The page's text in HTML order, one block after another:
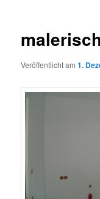
Veröffentlicht am1.